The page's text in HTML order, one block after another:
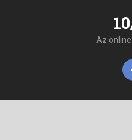
Az